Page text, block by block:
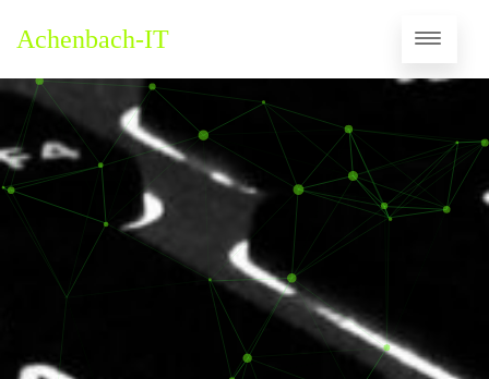
Achenbach-IT